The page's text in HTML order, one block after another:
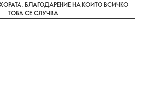
ХОРАТА, БЛАГОДАРЕНИЕ НА КОИТО ВСИЧКО
ТОВА СЕ СЛУЧВА